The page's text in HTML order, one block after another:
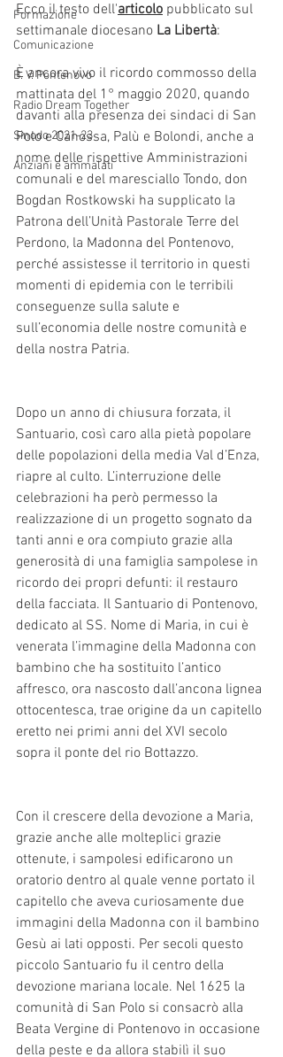
Formazione
Comunicazione
B. V. Pontenovo
Radio Dream Together
Sinodo 2021-23
Anziani e ammalati
Ecco il testo dell'articolo pubblicato sul
settimanale diocesano La Libertà:
È ancora vivo il ricordo commosso della
mattinata del 1° maggio 2020, quando
davanti alla presenza dei sindaci di San
Polo e Canossa, Palù e Bolondi, anche a
nome delle rispettive Amministrazioni
comunali e del maresciallo Tondo, don
Bogdan Rostkowski ha supplicato la
Patrona dell’Unità Pastorale Terre del
Perdono, la Madonna del Pontenovo,
perché assistesse il territorio in questi
momenti di epidemia con le terribili
conseguenze sulla salute e
sull’economia delle nostre comunità e
della nostra Patria.
Dopo un anno di chiusura forzata, il
Santuario, così caro alla pietà popolare
delle popolazioni della media Val d’Enza,
riapre al culto. L’interruzione delle
celebrazioni ha però permesso la
realizzazione di un progetto sognato da
tanti anni e ora compiuto grazie alla
generosità di una famiglia sampolese in
ricordo dei propri defunti: il restauro
della facciata. Il Santuario di Pontenovo,
dedicato al SS. Nome di Maria, in cui è
venerata l’immagine della Madonna con
bambino che ha sostituito l’antico
affresco, ora nascosto dall’ancona lignea
ottocentesca, trae origine da un capitello
eretto nei primi anni del XVI secolo
sopra il ponte del rio Bottazzo.
Con il crescere della devozione a Maria,
grazie anche alle molteplici grazie
ottenute, i sampolesi edificarono un
oratorio dentro al quale venne portato il
capitello che aveva curiosamente due
immagini della Madonna con il bambino
Gesù ai lati opposti. Per secoli questo
piccolo Santuario fu il centro della
devozione mariana locale. Nel 1625 la
comunità di San Polo si consacrò alla
Beata Vergine di Pontenovo in occasione
della peste e da allora stabilì il suo